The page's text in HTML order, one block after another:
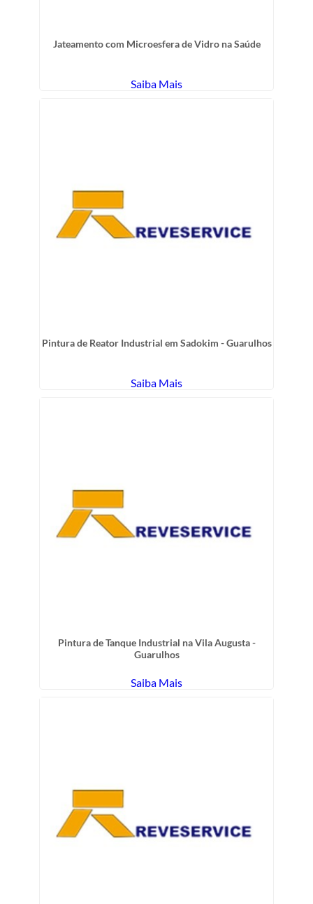
Jateamento com Microesfera de Vidro na Saúde
Saiba Mais
Pintura de Reator Industrial em Sadokim - Guarulhos
Saiba Mais
Pintura de Tanque Industrial na Vila Augusta -
Guarulhos
Saiba Mais